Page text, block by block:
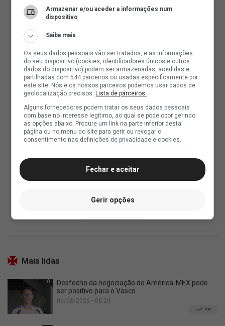
Mais lidas
0
Desfecho da negociação do América-MEX pode
ser positivo para o Vasco
06/08/2026 • 08:29
TOP
Armazenar e/ou aceder a informações num
dispositivo
Saiba mais
Os seus dados pessoais vão ser tratados, e as informações
do seu dispositivo (cookies, identificadores únicos e outros
dados do dispositivo) podem ser armazenadas, acedidas e
partilhadas com 544 parceiros ou usadas especificamente por
este site. Nós e os nossos parceiros podemos usar dados de
geolocalização precisos. Lista de parceiros.
Alguns fornecedores podem tratar os seus dados pessoais
com base no interesse legítimo, ao qual se pode opor gerindo
as opções abaixo. Procure um link na parte inferior desta
página ou no menu do site para gerir ou revogar o
consentimento nas definições de privacidade e cookies.
Fechar e aceitar
Gerir opções